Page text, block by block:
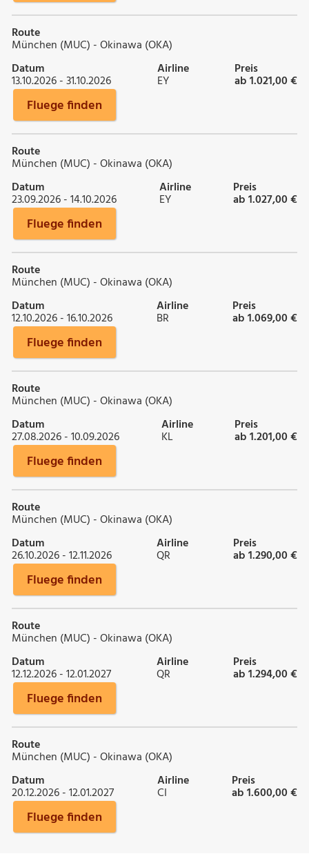
Route
München (MUC) - Okinawa (OKA)
Datum
13.10.2026 - 31.10.2026
Airline
EY
Preis
ab 1.021,00 €
Fluege finden
Route
München (MUC) - Okinawa (OKA)
Datum
23.09.2026 - 14.10.2026
Airline
EY
Preis
ab 1.027,00 €
Fluege finden
Route
München (MUC) - Okinawa (OKA)
Datum
12.10.2026 - 16.10.2026
Airline
BR
Preis
ab 1.069,00 €
Fluege finden
Route
München (MUC) - Okinawa (OKA)
Datum
27.08.2026 - 10.09.2026
Airline
KL
Preis
ab 1.201,00 €
Fluege finden
Route
München (MUC) - Okinawa (OKA)
Datum
26.10.2026 - 12.11.2026
Airline
QR
Preis
ab 1.290,00 €
Fluege finden
Route
München (MUC) - Okinawa (OKA)
Datum
12.12.2026 - 12.01.2027
Airline
QR
Preis
ab 1.294,00 €
Fluege finden
Route
München (MUC) - Okinawa (OKA)
Datum
20.12.2026 - 12.01.2027
Airline
CI
Preis
ab 1.600,00 €
Fluege finden